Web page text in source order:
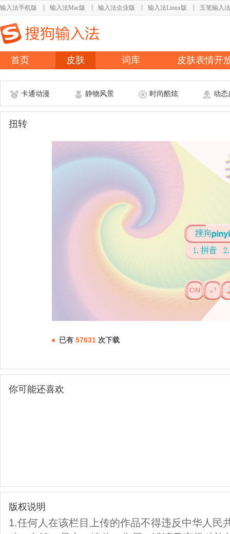
输入法手机版 输入法Mac版 输入法企业版 输入法Linux版 五笔输入法
首页 皮肤 词库 皮肤表情开
卡通动漫 静物风景 时尚酷炫 动态
扭转
已有 57631 次下载
你可能还喜欢
版权说明
1.任何人在该栏目上传的作品不得违反中华人民